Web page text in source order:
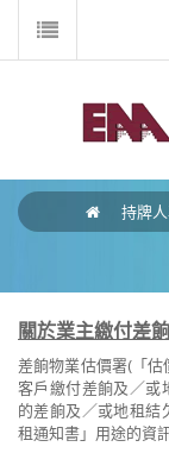
持牌
關於業主繳付差
差餉物業估價署(「
客戶繳付差餉及／或
的差餉及／或地租結
租通知書」用途的資